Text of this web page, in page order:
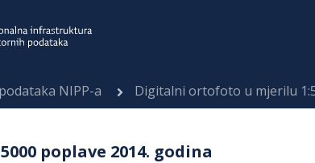
NIPP-a Digitalni ortofoto u mjerilu
poplave 2014. godina